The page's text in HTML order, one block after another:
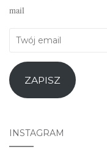
mail
Twój
ZAPISZ
INSTAGRAM